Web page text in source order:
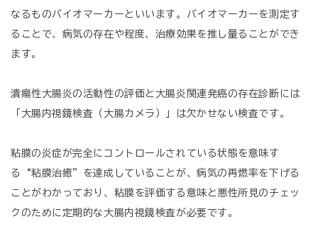
なるものバイオマーカーといいます。バイオマーカーを測定す
ることで、病気の存在や程度、治療効果を推し量ることができ
ます。
潰瘍性大腸炎の活動性の評価と大腸炎関連発癌の存在診断には
「大腸内視鏡検査（大腸カメラ）」は欠かせない検査です。
粘膜の炎症が完全にコントロールされている状態を意味す
る“粘膜治癒”を達成していることが、病気の再燃率を下げる
ことがわかっており、粘膜を評価する意味と悪性所見のチェッ
クのために定期的な大腸内視鏡検査が必要です。